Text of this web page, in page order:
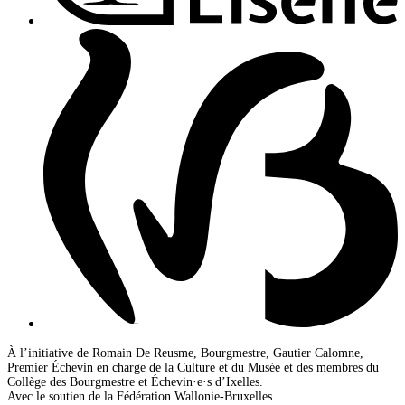
À l’initiative de Romain De Reusme, Bourgmestre, Gautier Calomne,
Premier Échevin en charge de la Culture et du Musée et des membres du
Collège des Bourgmestre et Échevin·e·s d’Ixelles.
Avec le soutien de la Fédération Wallonie-Bruxelles.